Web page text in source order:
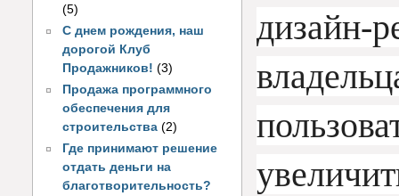
(5)
С днем рождения, наш
дорогой Клуб
Продажников! (3)
Продажа программного
обеспечения для
строительства (2)
Где принимают решение
отдать деньги на
благотворительность?
дизайн-